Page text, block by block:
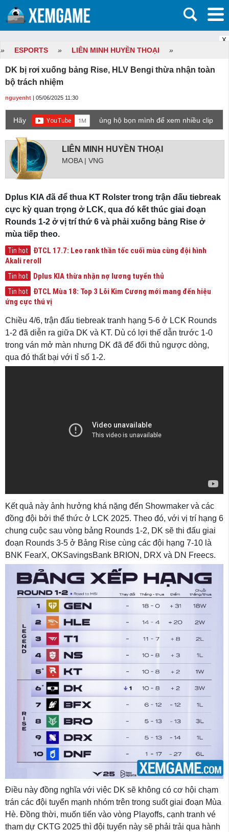
X
» ESPORTS » LIÊN MINH HUYỀN THOẠI »
DK bị rơi xuống bảng Rise, HLV Bengi thừa nhận toàn
bộ trách nhiệm
nguyenht | 05/06/2025 11:30
Hãy
ủng hộ bọn mình để xem nhiều clip
LIÊN MINH HUYỀN THOẠI
MOBA | VNG
Dplus KIA đã để thua KT Rolster trong trận đấu tiebreak
cực kỳ quan trọng ở LCK, qua đó kết thúc giai đoạn
Rounds 1-2 ở vị trí thứ 6 và phải xuống bảng Rise ở
mùa tiếp theo.
Tin hot
ĐTCL 17.7: Leo rank thần tốc cuối mùa cùng đội hình
Akali reroll
Tin hot Dplus KIA thừa nhận nợ lương tuyển thủ
Tin hot
ĐTCL Mùa 18: Top 3 Lõi Kim Cương mới mang đến hiệu
ứng cực thú vị
Chiều 4/6, trận đấu tiebreak tranh hạng 5-6 ở LCK Rounds
1-2 đã diễn ra giữa DK và KT. Dù có lợi thế dẫn trước 1-0
trong ván mở màn nhưng DK đã để đối thủ ngược dòng,
qua đó thất bại với tỉ số 1-2.
Kết quả này ảnh hưởng khá nặng đến Showmaker và các
đồng đội bởi thể thức ở LCK 2025. Theo đó, với vị trí hạng 6
chung cuộc sau vòng bảng Rounds 1-2, DK sẽ thi đấu giai
đoạn Rounds 3-5 ở Bảng Rise cùng các đội hạng 7-10 là
BNK FearX, OKSavingsBank BRION, DRX và DN Freecs.
Điều này đồng nghĩa với việc DK sẽ không có cơ hội chạm
trán các đội tuyển mạnh nhóm trên trong suốt giai đoạn Mùa
Hè. Đồng thời, muốn tiến vào vòng Playoffs, cạnh tranh vé
tham dự CKTG 2025 thì đội tuyển này sẽ phải trải qua hành